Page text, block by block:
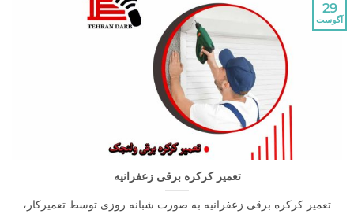
تعمیر کرکره برقی زعفرانیه
کرکره برقی زعفرانیه به صورت شبانه روزی توسط تعمیرکار،